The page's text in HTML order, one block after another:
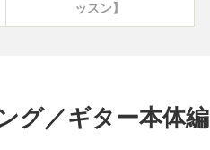
ッスン】
グ／ギター本体編